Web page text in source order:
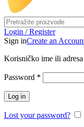
Login / Register
Sign inCreate an
Korisničko ime ili adresa
Password *
Log in
Lost your password?